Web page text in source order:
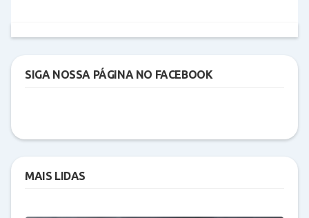
SIGA NOSSA PÁGINA NO FACEBOOK
MAIS LIDAS